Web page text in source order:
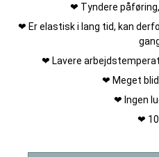
❤ Tyndere
❤ Er elastisk i lang tid, kan
❤ Lavere
❤ Meget
❤ Ingen
❤